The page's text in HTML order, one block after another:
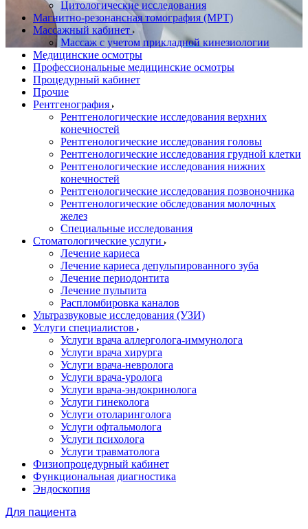
Цитологические исследования
Магнитно-резонансная томография (МРТ)
Массажный кабинет
Массаж с учетом прикладной кинезиологии
Медицинские осмотры
Профессиональные медицинские осмотры
Процедурный кабинет
Прочие
Рентгенография
Рентгенологические исследования верхних
конечностей
Рентгенологические исследования головы
Рентгенологические исследования грудной клетки
Рентгенологические исследования нижних
конечностей
Рентгенологические исследования позвоночника
Рентгенологические обследования молочных
желез
Специальные исследования
Стоматологические услуги
Лечение кариеса
Лечение кариеса депульпированного зуба
Лечение периодонтита
Лечение пульпита
Распломбировка каналов
Ультразвуковые исследования (УЗИ)
Услуги специалистов
Услуги врача аллерголога-иммунолога
Услуги врача хирурга
Услуги врача-невролога
Услуги врача-уролога
Услуги врача-эндокринолога
Услуги гинеколога
Услуги отоларинголога
Услуги офтальмолога
Услуги психолога
Услуги травматолога
Физиопроцедурный кабинет
Функциональная диагностика
Эндоскопия
Для пациента